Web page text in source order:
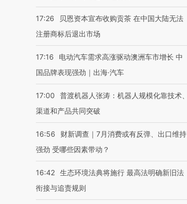
17:26
贝恩资本宣布收购贡茶 在中国大陆无法
注册商标后退出市场
17:16
电动汽车需求高涨驱动澳洲车市增长 中
国品牌表现强劲｜出海·汽车
17:00
普渡机器人张涛：机器人规模化靠技术、
渠道和产品共同突破
16:56
财新调查｜7月消费或有反弹、出口维持
强劲 受哪些因素带动？
16:42 生态环境法典将施行 最高法明确新旧法
衔接与追责规则